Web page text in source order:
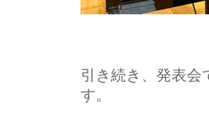
引き続き、発表会
す。